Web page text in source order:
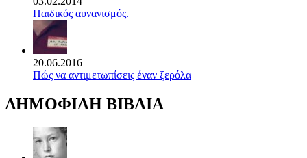
Παιδικός αυνανισμός.
20.06.2016
Πώς να αντιμετωπίσεις έναν ξερόλα
ΔΗΜΟΦΙΛΗ ΒΙΒΛΙΑ